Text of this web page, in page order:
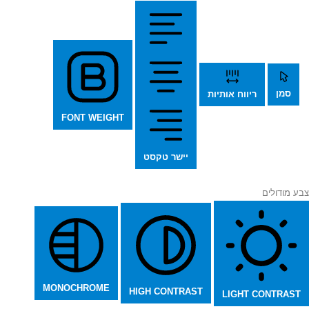
סמן ריווח אותיות
יישר טקסט
FONT WEIGHT
צבע מודולים
LIGHT CONTRAST
HIGH CONTRAST
MONOCHROME